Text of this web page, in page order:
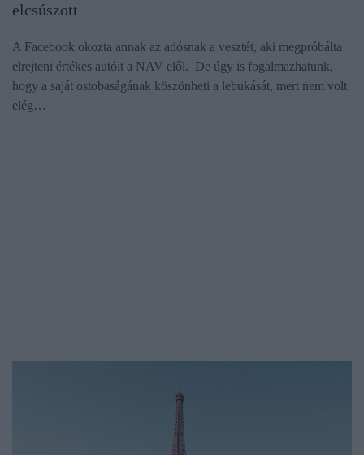
elcsúszott
A Facebook okozta annak az adósnak a vesztét, aki megpróbálta
elrejteni értékes autóit a NAV elől. De úgy is fogalmazhatunk,
hogy a saját ostobaságának köszönheti a lebukását, mert nem volt
elég…